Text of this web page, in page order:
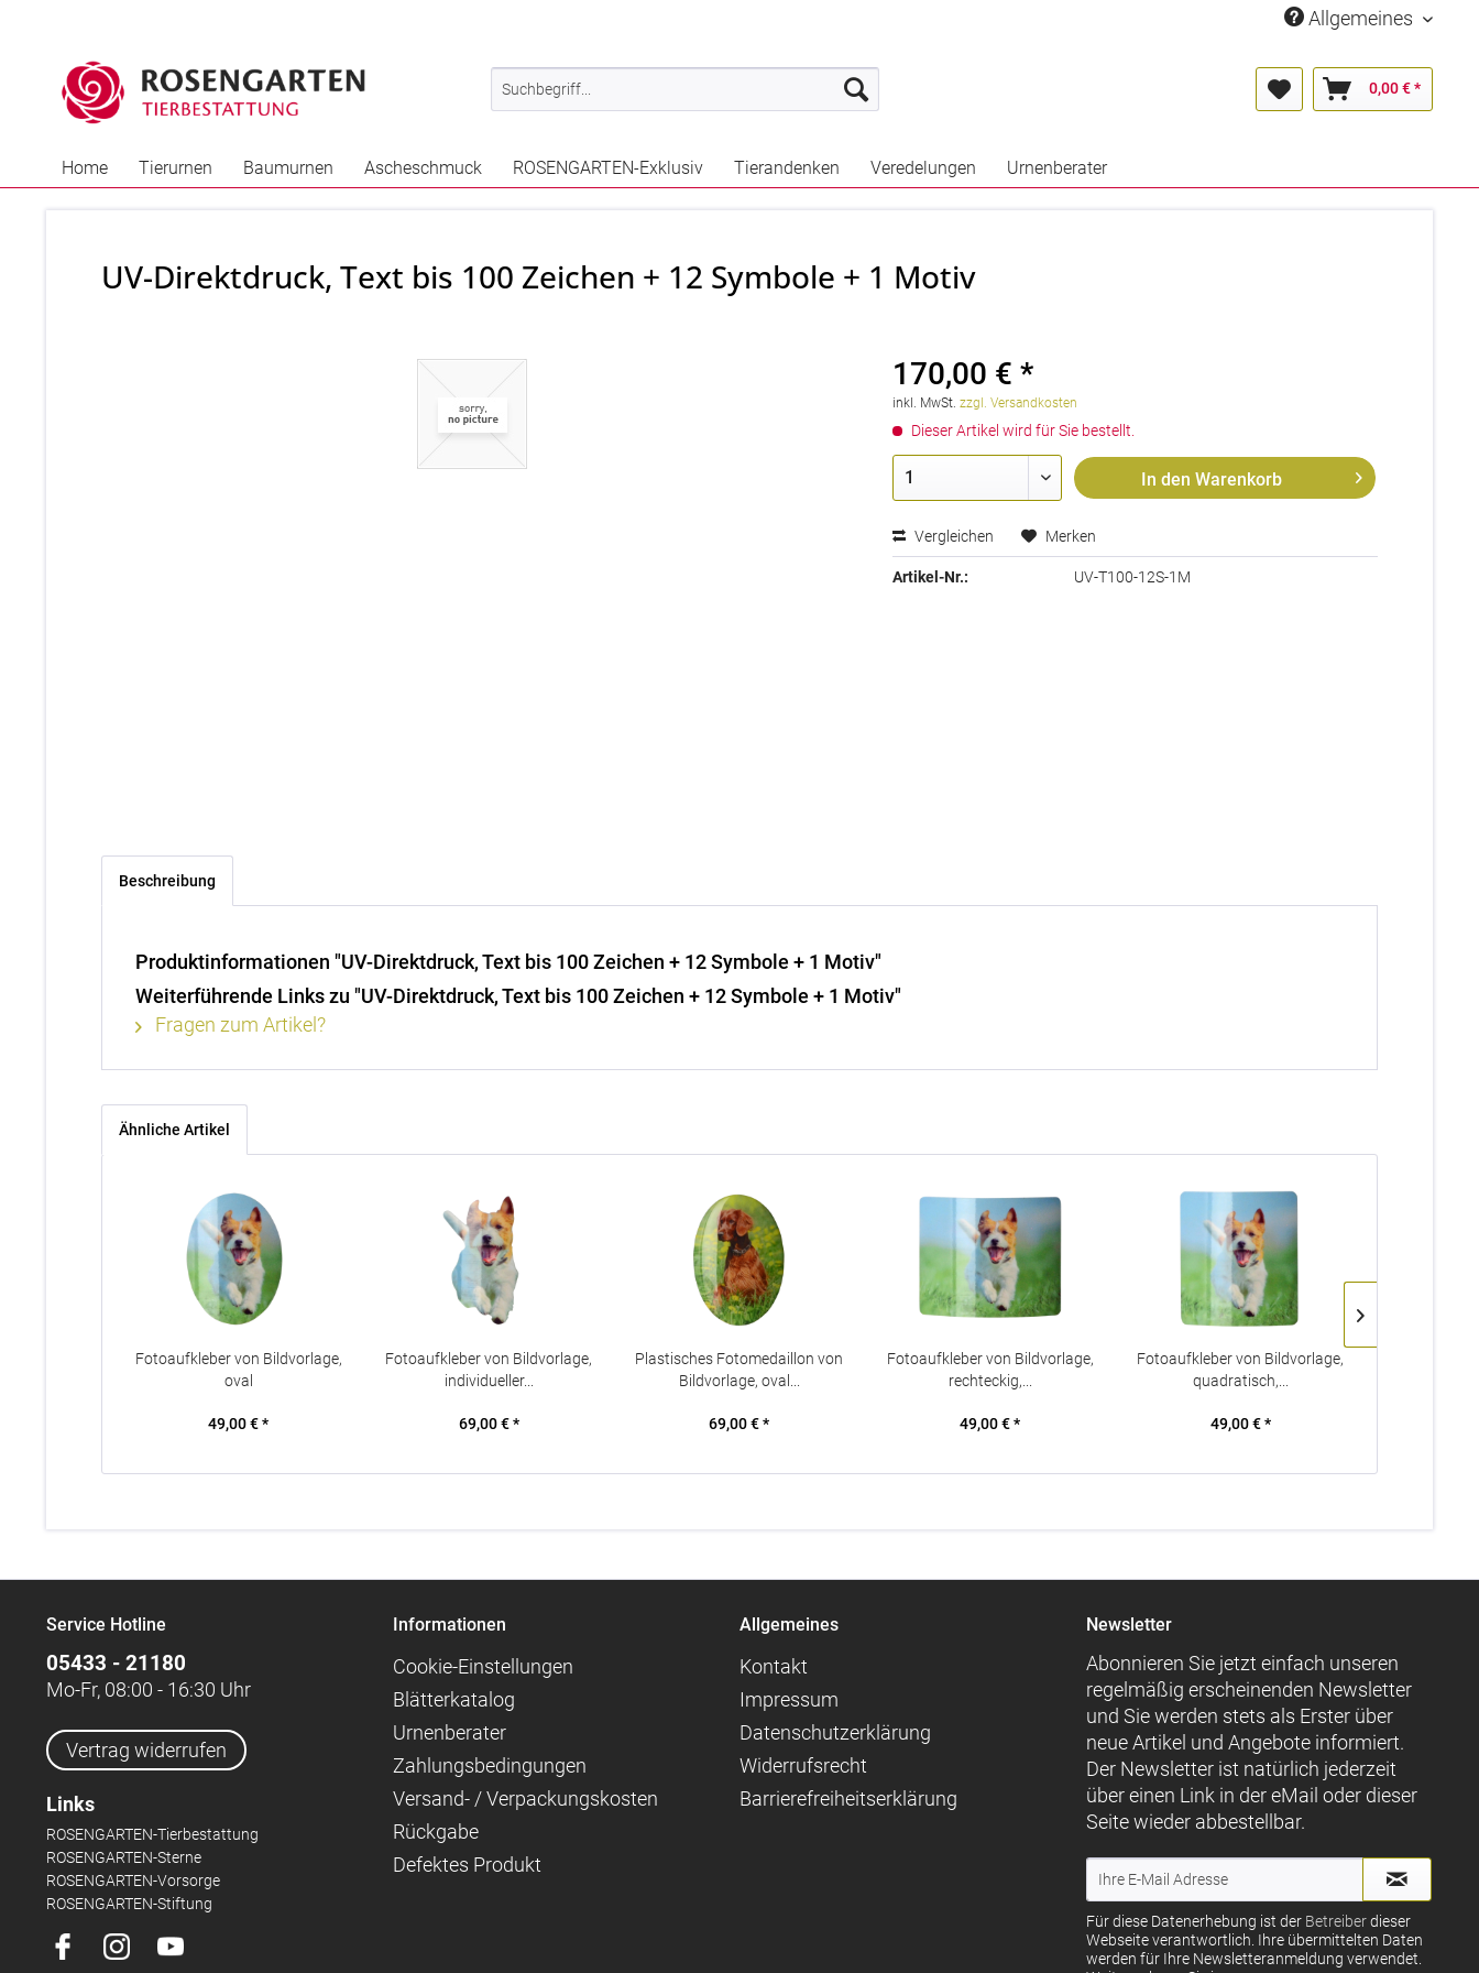
Allgemeines
0,00 € *
Home Tierurnen Baumurnen Ascheschmuck ROSENGARTEN-Exklusiv Tierandenken Veredelungen Urnenberater
UV-Direktdruck, Text bis 100 Zeichen + 12 Symbole + 1 Motiv
170,00 € *
inkl. MwSt.zzgl. Versandkosten
Dieser Artikel wird für Sie bestellt.
In den Warenkorb
Vergleichen Merken
Artikel-Nr.: UV-T100-12S-1M
Beschreibung
Produktinformationen "UV-Direktdruck, Text bis 100 Zeichen + 12 Symbole + 1 Motiv"
Weiterführende Links zu "UV-Direktdruck, Text bis 100 Zeichen + 12 Symbole + 1 Motiv"
Fragen zum Artikel?
Ähnliche Artikel
Fotoaufkleber von Bildvorlage,
oval
49,00 € *
Fotoaufkleber von Bildvorlage,
individueller...
69,00 € *
Plastisches Fotomedaillon von
Bildvorlage, oval...
69,00 € *
Fotoaufkleber von Bildvorlage,
rechteckig,...
49,00 € *
Fotoaufkleber von Bildvorlage,
quadratisch,...
49,00 € *
Service Hotline
05433 - 21180
Mo-Fr, 08:00 - 16:30 Uhr
Vertrag widerrufen
Links
ROSENGARTEN-Tierbestattung
ROSENGARTEN-Sterne
ROSENGARTEN-Vorsorge
ROSENGARTEN-Stiftung
Informationen
Cookie-Einstellungen
Blätterkatalog
Urnenberater
Zahlungsbedingungen
Versand- / Verpackungskosten
Rückgabe
Defektes Produkt
Allgemeines
Kontakt
Impressum
Datenschutzerklärung
Widerrufsrecht
Barrierefreiheitserklärung
Newsletter
Abonnieren Sie jetzt einfach unseren
regelmäßig erscheinenden Newsletter
und Sie werden stets als Erster über
neue Artikel und Angebote informiert.
Der Newsletter ist natürlich jederzeit
über einen Link in der eMail oder dieser
Seite wieder abbestellbar.
Für diese Datenerhebung ist der Betreiberdieser
Webseite verantwortlich. Ihre übermittelten Daten
werden für Ihre Newsletteranmeldung verwendet.